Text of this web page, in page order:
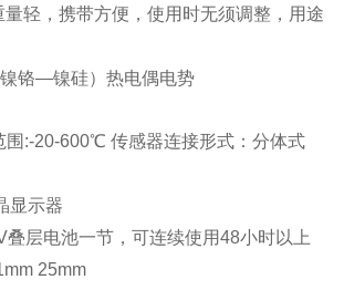
轻，携带方便，使用时无须调整，用途
铬—镍硅）热电偶电势
围:-20-600℃ 传感器连接形式：分体式
显示器
叠层电池一节，可连续使用48小时以上
25mm